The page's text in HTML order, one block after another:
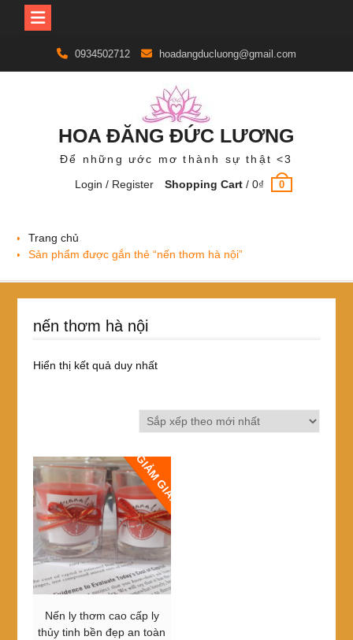
content
0934502712 hoadangducluong@gmail.com
HOA ĐĂNG ĐỨC LƯƠNG
Để những ước mơ thành sự thật <3
Login / Register
Shopping Cart /0₫ 0
Trang chủ
Sản phẩm được gắn thẻ “nến thơm hà nội”
nến thơm hà nội
Hiển thị kết quả duy nhất
GIẢM GIÁ!
Nến ly thơm cao cấp ly
thủy tinh bền đẹp an toàn